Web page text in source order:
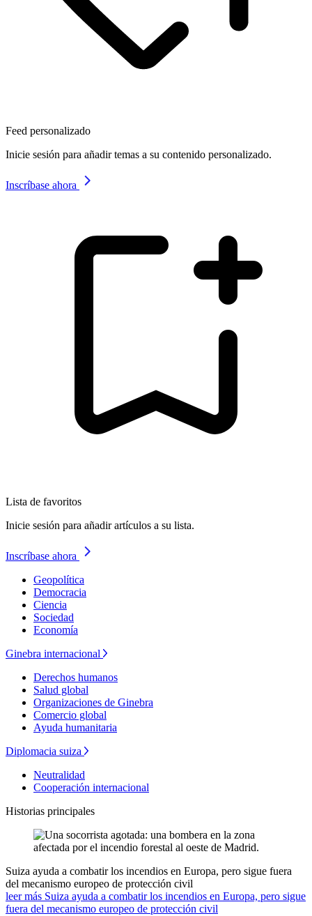
Feed personalizado
Inicie sesión para añadir temas a su contenido personalizado.
Inscríbase ahora
Lista de favoritos
Inicie sesión para añadir artículos a su lista.
Inscríbase ahora
Geopolítica
Democracia
Ciencia
Sociedad
Economía
Ginebra internacional
Derechos humanos
Salud global
Organizaciones de Ginebra
Comercio global
Ayuda humanitaria
Diplomacia suiza
Neutralidad
Cooperación internacional
Historias principales
Suiza ayuda a combatir los incendios en Europa, pero sigue fuera
del mecanismo europeo de protección civil
leer más Suiza ayuda a combatir los incendios en Europa, pero sigue
fuera del mecanismo europeo de protección civil